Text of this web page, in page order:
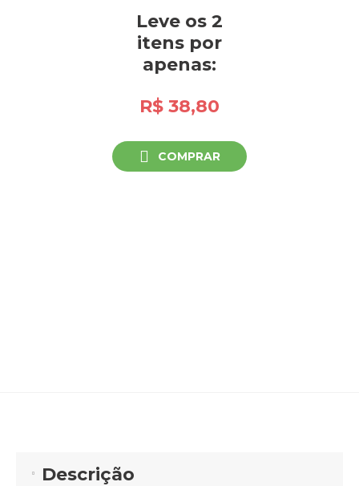
Leve os 2
itens por
apenas:
R$ 38,80
COMPRAR
Descrição